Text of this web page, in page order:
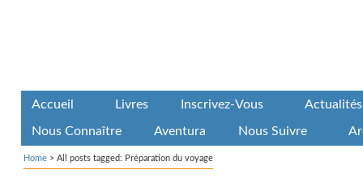
Accueil Livres Inscrivez-Vous Actualités
Nous Connaître Aventura Nous Suivre
Home > All posts tagged: Préparation du voyage